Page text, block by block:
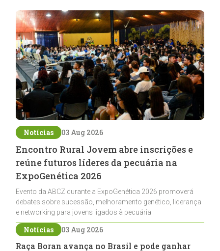
Notícias 03 Aug 2026
Encontro Rural Jovem abre inscrições e
reúne futuros líderes da pecuária na
ExpoGenética 2026
Evento da ABCZ durante a ExpoGenética 2026 promoverá
debates sobre sucessão, melhoramento genético, liderança
e networking para jovens ligados à pecuária
Notícias 03 Aug 2026
Raça Boran avança no Brasil e pode ganhar